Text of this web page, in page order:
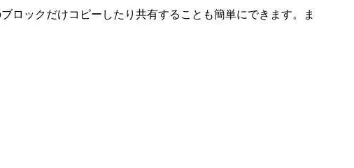
ロックだけコピーしたり共有することも簡単にできます。ま